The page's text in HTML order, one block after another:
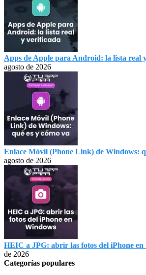
Apps de Apple para Android: la lista real
agosto de 2026
Enlace Móvil (Phone Link) de Windows:
agosto de 2026
HEIC a JPG: abrir las fotos del iPhone en
de 2026
Categorías populares